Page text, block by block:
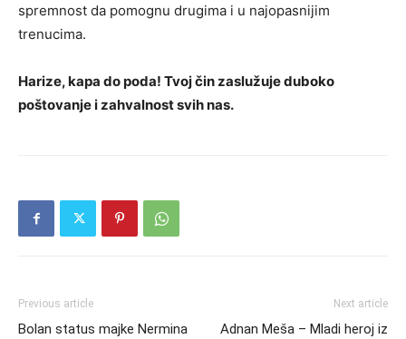
spremnost da pomognu drugima i u najopasnijim
trenucima.
Harize, kapa do poda! Tvoj čin zaslužuje duboko
poštovanje i zahvalnost svih nas.
Previous article
Bolan status majke Nermina
Next article
Adnan Meša – Mladi heroj iz